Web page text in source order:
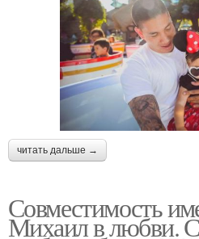
читать дальше →
Совместимость
Михаил в любви.